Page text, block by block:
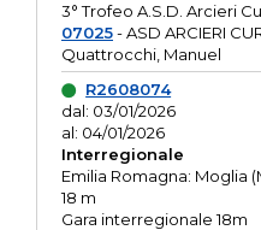
3° Trofeo A.S.D. Arcieri
07025- ASD ARCIERI
Quattrocchi, Manuel
R2608074
dal: 03/01/2026
al: 04/01/2026
Interregionale
Emilia Romagna: Moglia
18 m
Gara interregionale 18m